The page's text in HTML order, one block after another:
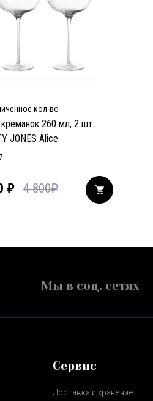
кол-во
260 мл, 2 шт.
JONES Alice
₽ 4 800₽
Мы в соц. сетях
Сервис
Доставка и хранение